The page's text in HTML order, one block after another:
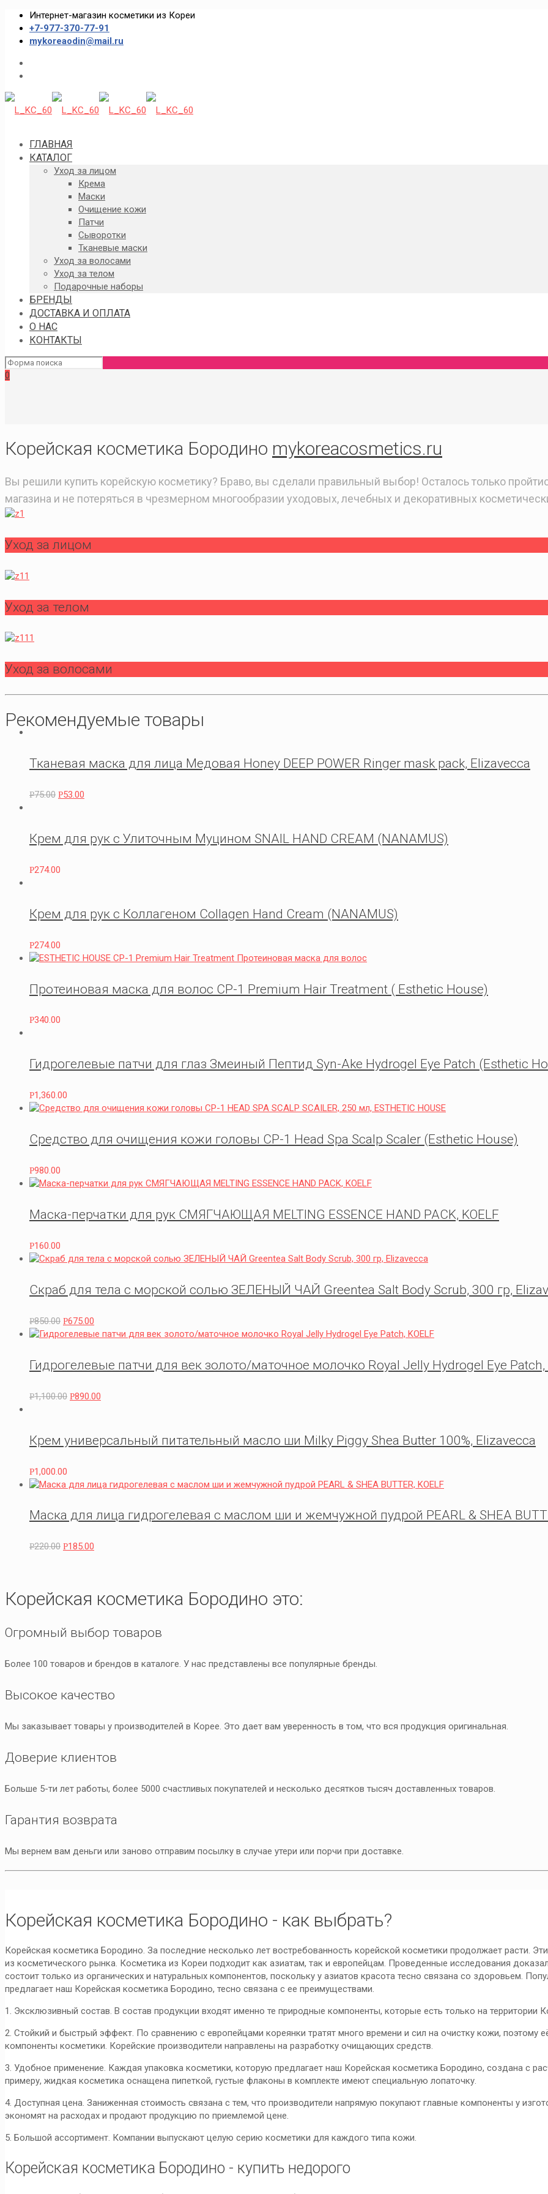
Интернет-магазин косметики из Кореи
+7-977-370-77-91
mykoreaodin@mail.ru
ГЛАВНАЯ
КАТАЛОГ
Уход за лицом
Крема
Маски
Очищение кожи
Патчи
Сыворотки
Тканевые маски
Уход за волосами
Уход за телом
Подарочные наборы
БРЕНДЫ
ДОСТАВКА И ОПЛАТА
О НАС
КОНТАКТЫ
0
Корейская косметика Бородино mykoreacosmetics.ru
Вы решили купить корейскую косметику? Браво, вы сделали правильный выбор! Осталось только
магазина и не потеряться в чрезмерном многообразии уходовых, лечебных и декоративных
Уход за лицом
Уход за телом
Уход за волосами
Рекомендуемые товары
Тканевая маска для лица Медовая Honey DEEP POWER Ringer mask pack, Elizavecca
Р75.00 Р53.00
Крем для рук с Улиточным Муцином SNAIL HAND CREAM (NANAMUS)
Р274.00
Крем для рук с Коллагеном Collagen Hand Cream (NANAMUS)
Р274.00
Протеиновая маска для волос СР-1 Premium Hair Treatment ( Esthetic House)
Р340.00
Гидрогелевые патчи для глаз Змеиный Пептид Syn-Ake Hydrogel Eye Patch (Esthetic
Р1,360.00
Средство для очищения кожи головы CP-1 Head Spa Scalp Scaler (Esthetic House)
Р980.00
Маска-перчатки для рук СМЯГЧАЮЩАЯ MELTING ESSENCE HAND PACK, KOELF
Р160.00
Скраб для тела с морской солью ЗЕЛЕНЫЙ ЧАЙ Greentea Salt Body Scrub, 300 гр,
Р850.00 Р675.00
Гидрогелевые патчи для век золото/маточное молочко Royal Jelly Hydrogel Eye Patch,
Р1,100.00 Р890.00
Крем универсальный питательный масло ши Milky Piggy Shea Butter 100%, Elizavecca
Р1,000.00
Маска для лица гидрогелевая с маслом ши и жемчужной пудрой PEARL & SHEA
Р220.00 Р185.00
Корейская косметика Бородино это:
Огромный выбор товаров
Более 100 товаров и брендов в каталоге. У нас представлены все популярные бренды.
Высокое качество
Мы заказывает товары у производителей в Корее. Это дает вам уверенность в том, что вся продукция оригинальная.
Доверие клиентов
Больше 5-ти лет работы, более 5000 счастливых покупателей и несколько десятков тысяч доставленных товаров.
Гарантия возврата
Мы вернем вам деньги или заново отправим посылку в случае утери или порчи при доставке.
Корейская косметика Бородино - как выбрать?
Корейская косметика Бородино. За последние несколько лет востребованность корейской косметики продолжает расти.
из косметического рынка. Косметика из Кореи подходит как азиатам, так и европейцам. Проведенные исследования
состоит только из органических и натуральных компонентов, поскольку у азиатов красота тесно связана со здоровьем.
предлагает наш Корейская косметика Бородино, тесно связана с ее преимуществами.
1. Эксклюзивный состав. В состав продукции входят именно те природные компоненты, которые есть только на территории
2. Стойкий и быстрый эффект. По сравнению с европейцами кореянки тратят много времени и сил на очистку кожи, поэтому
компоненты косметики. Корейские производители направлены на разработку очищающих средств.
3. Удобное применение. Каждая упаковка косметики, которую предлагает наш Корейская косметика Бородино, создана с
примеру, жидкая косметика оснащена пипеткой, густые флаконы в комплекте имеют специальную лопаточку.
4. Доступная цена. Заниженная стоимость связана с тем, что производители напрямую покупают главные компоненты у
экономят на расходах и продают продукцию по приемлемой цене.
5. Большой ассортимент. Компании выпускают целую серию косметики для каждого типа кожи.
Корейская косметика Бородино - купить недорого